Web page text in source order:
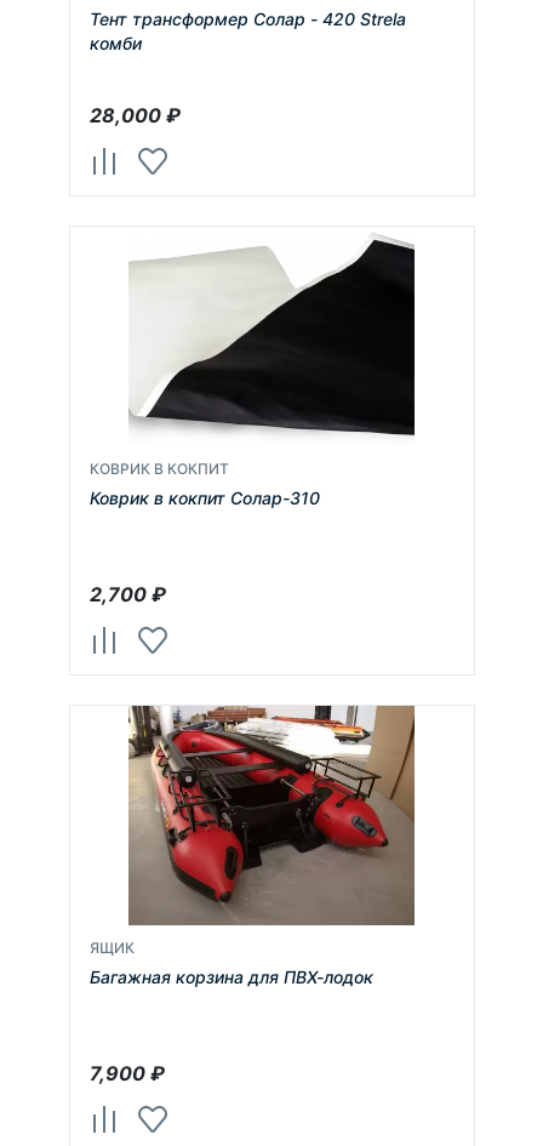
Тент трансформер Солар - 420 Strela
комби
28,000₽
КОВРИК В КОКПИТ
Коврик в кокпит Солар-310
2,700₽
ЯЩИК
Багажная корзина для ПВХ-лодок
7,900₽